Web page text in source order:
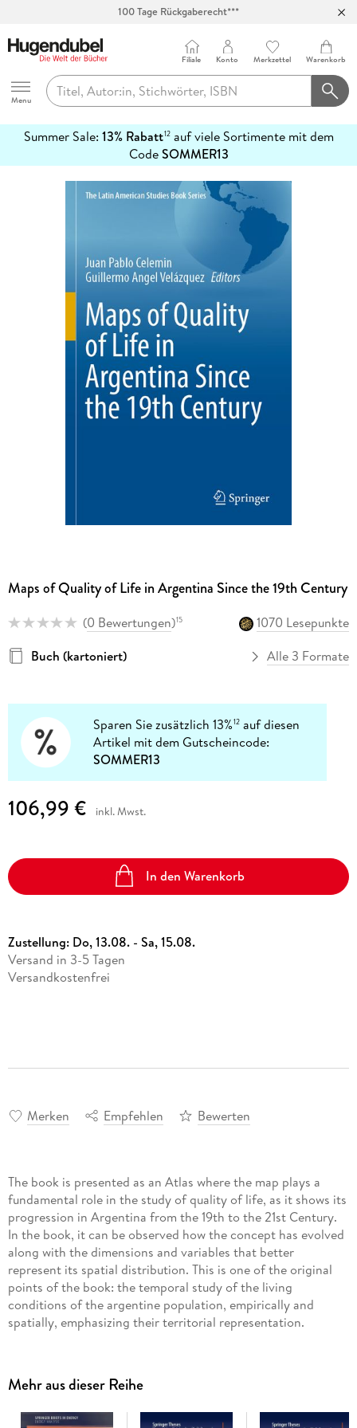
Hugendubel
Menu
Filiale Konto Merkzettel Warenkorb
Summer Sale: 13% Rabatt12auf viele Sortimente mit dem
CodeSOMMER13
erfahren
Maps of Quality of Life in Argentina Since the 19th Century
(0 Bewertungen)15
1070 Lesepunkte
Buch (kartoniert)
Alle 3 Formate
Sparen Sie zusätzlich 13%12 auf diesen
Artikel mit dem Gutscheincode:
SOMMER13
106,99 € inkl. Mwst.
In den Warenkorb
Zustellung: Do, 13.08. - Sa, 15.08.
Versand in 3-5 Tagen
Versandkostenfrei
Merken Empfehlen Bewerten
The book is presented as an Atlas where the map plays a
fundamental role in the study of quality of life, as it shows its
progression in Argentina from the 19th to the 21st Century.
In the book, it can be observed how the concept has evolved
along with the dimensions and variables that better
represent its spatial distribution. This is one of the original
points of the book: the temporal study of the living
conditions of the argentine population, empirically and
spatially, emphasizing their territorial representation.
the different chapters offers a historical window that allows
the reader to know what the forms of information collection
Mehr aus dieser Reihe